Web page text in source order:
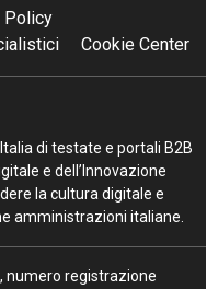
Policy
Cookie Center
di testate e portali B2B
e dell’Innovazione
la cultura digitale e
amministrazioni italiane.
numero registrazione